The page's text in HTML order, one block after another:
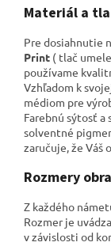
Materiál a
Pre dosiahnutie
Print ( tlač
používame
Vzhľadom k
médiom pre
Farebnú sýtosť
solventné
zaručuje, že Váš
Rozmery
Z každého
Rozmer je
v závislosti od